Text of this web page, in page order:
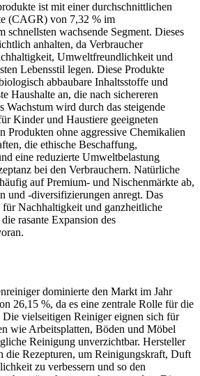
ist mit einer durchschnittlichen
(CAGR) von 7,32 % im
schnellsten wachsende Segment. Dieses
anhalten, da Verbraucher
Umweltfreundlichkeit und
Lebensstil legen. Diese Produkte
abbaubare Inhaltsstoffe und
Haushalte an, die nach sichereren
Wachstum wird durch das steigende
Kinder und Haustiere geeigneten
Produkten ohne aggressive Chemikalien
die ethische Beschaffung,
eine reduzierte Umweltbelastung
bei den Verbrauchern. Natürliche
auf Premium- und Nischenmärkte ab,
und -diversifizierungen anregt. Das
für Nachhaltigkeit und ganzheitliche
rasante Expansion des
dominierte den Markt im Jahr
26,15 %, da es eine zentrale Rolle für die
vielseitigen Reiniger eignen sich für
wie Arbeitsplatten, Böden und Möbel
Reinigung unverzichtbar. Hersteller
die Rezepturen, um Reinigungskraft, Duft
zu verbessern und so den